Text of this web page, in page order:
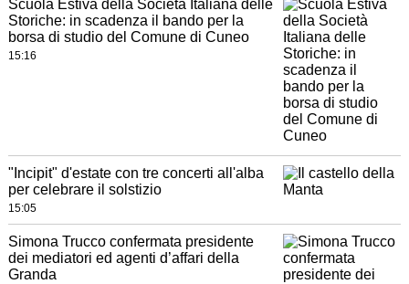
Scuola Estiva della Società Italiana delle
Storiche: in scadenza il bando per la
borsa di studio del Comune di Cuneo
15:16
"Incipit" d'estate con tre concerti all'alba
per celebrare il solstizio
15:05
Simona Trucco confermata presidente
dei mediatori ed agenti d’affari della
Granda